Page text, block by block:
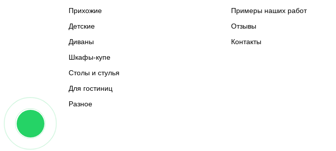
Прихожие
Детские
Диваны
Шкафы-купе
Столы и стулья
Для гостиниц
Разное
Примеры наших работ
Отзывы
Контакты